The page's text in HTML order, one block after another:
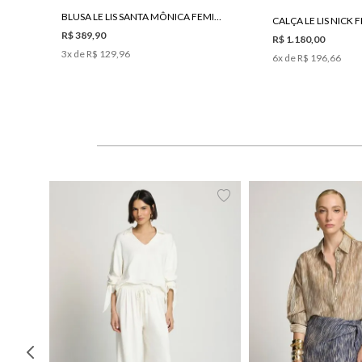
BLUSA LE LIS SANTA MÔNICA FEMININA
R$ 389,90
3x de R$ 129,96
CALÇA LE LIS NICK
R$ 1.180,00
6x de R$ 196,66